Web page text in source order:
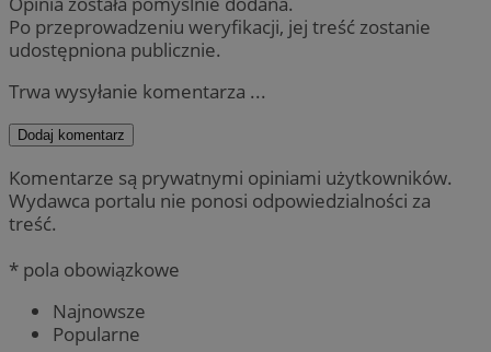
Po przeprowadzeniu weryfikacji, jej treść zostanie
udostępniona publicznie.
Trwa wysyłanie komentarza ...
Dodaj komentarz
Komentarze są prywatnymi opiniami użytkowników.
Wydawca portalu nie ponosi odpowiedzialności za
treść.
* pola obowiązkowe
Najnowsze
Popularne